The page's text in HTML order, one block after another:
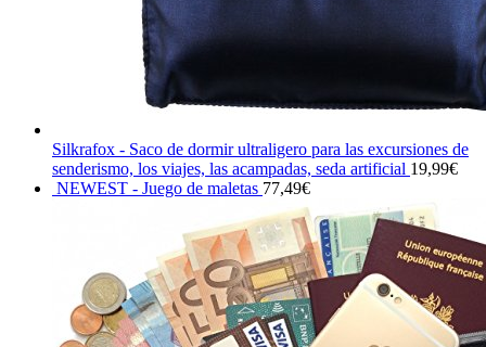
Silkrafox - Saco de dormir ultraligero para las excursiones de
senderismo, los viajes, las acampadas, seda artificial 19,99€
NEWEST - Juego de maletas 77,49€